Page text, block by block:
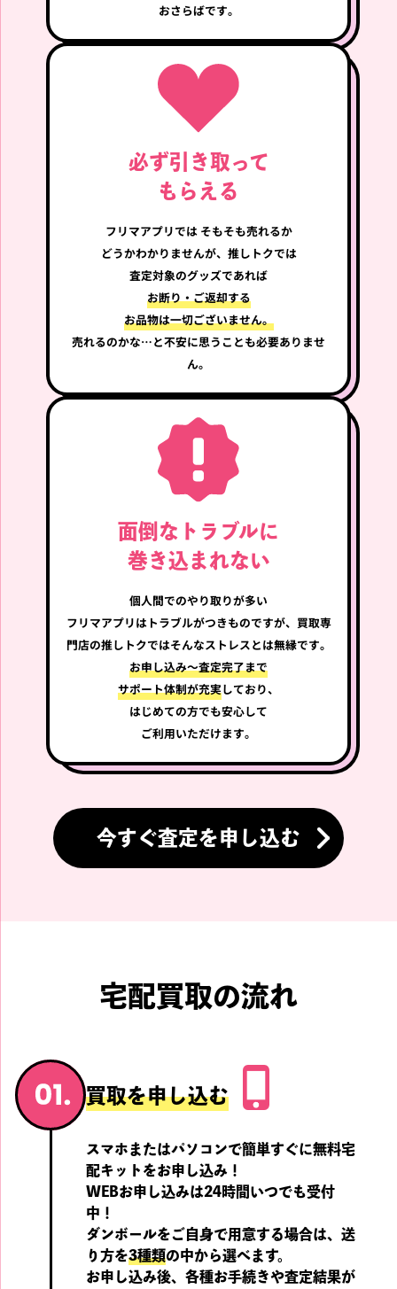
RIIZE SHOTARO The Secr
et LIEZ ぬいぐるみバッジ
ショウタロウ リズコ
RIIZE SHOTARO 2024 FAN
40CM DOLL ぬいぐるみ シ
ョウタロウ リズコ
買取強化中!!
トルビョン ソヒ RIIZE SO
HEE 2024 RIIZE FAN CON
[RIIZING DAY FINALE] 2N
D OFFICIAL MD 40CM DOL
買取強化中!!
RIIZE SOHEE EVERLAND
EVERRIIZE RING 指輪 リン
グ ソヒ
買取強化中!!
RIIZE
RIIZE SUNGCHAN BABY RI
ソンチャン 8cm
買取強化中!!
おさらばです。
必ず引き取って
もらえる
フリマアプリではそもそも売れるか
どうかわかりませんが、推しトクでは
査定対象のグッズであれば
お断り・ご返却する
お品物は一切ございません。
売れるのかな…と不安に思うことも必要ありませ
ん。
面倒なトラブルに
巻き込まれない
個人間でのやり取りが多い
フリマアプリはトラブルがつきものですが、買取専
門店の推しトクではそんなストレスとは無縁です。
お申し込み～査定完了まで
サポート体制が充実しており、
はじめての方でも安心して
ご利用いただけます。
今すぐ査定を申し込む
宅配買取の流れ
買取を申し込む
スマホまたはパソコンで簡単すぐに無料宅
配キットをお申し込み！
WEBお申し込みは24時間いつでも受付
中！
ダンボールをご自身で用意する場合は、 送
り方を3種類の中から選べます。
お申し込み後、各種お手続きや査定結果が